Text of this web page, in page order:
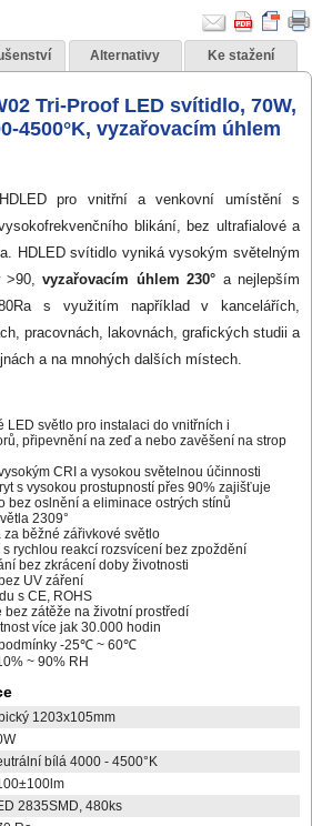
Alternativy Ke stažení
Tri-Proof LED svítidlo, 70W,
4500°K, vyzařovacím úhlem
pro vnitřní a venkovní umístění s
blikání, bez ultrafialové a
HDLED svítidlo vyniká vysokým světelným
>90,vyzařovacím úhlem 230° a nejlepším
s využitím například v kancelářích,
pracovnách, lakovnách, grafických studii a
a na mnohých dalších místech.
LED světlo pro instalaci do vnitřních i
připevnění na zeď a nebo zavěšení na strop
CRI a vysokou světelnou účinnosti
s vysokou prostupností přes 90% zajišťuje
bez oslnění a eliminace ostrých stínů
2309°
za běžné zářivkové světlo
rychlou reakcí rozsvícení bez zpoždění
bez zkrácení doby životnosti
UV záření
s CE, ROHS
bez zátěže na životní prostředí
více jak 30.000 hodin
-25℃ ~ 60℃
~ 90% RH
1203x105mm
bílá 4000 - 4500°K
2835SMD, 480ks